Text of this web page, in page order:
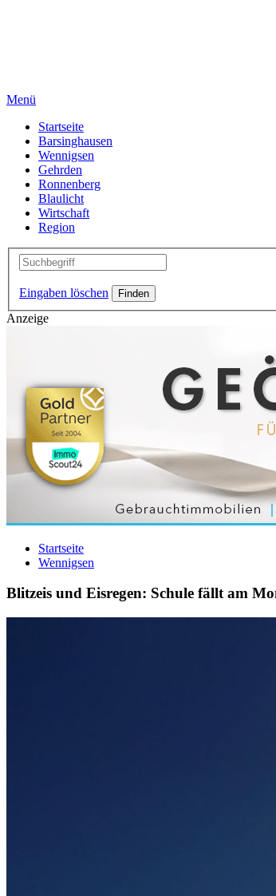
Menü
Startseite
Barsinghausen
Wennigsen
Gehrden
Ronnenberg
Blaulicht
Wirtschaft
Region
Eingaben löschen
Anzeige
Startseite
Wennigsen
Blitzeis und Eisregen: Schule fällt am